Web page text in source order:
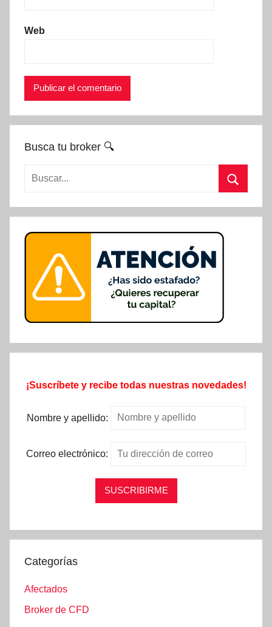
Web
Busca tu broker 🔍
Buscar:
¡Suscríbete y recibe todas nuestras novedades!
Nombre y apellido:
Correo electrónico:
Categorías
Afectados
Broker de CFD